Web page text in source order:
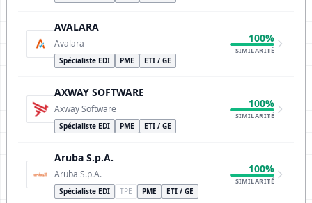
AVALARA
Avalara
Spécialiste EDI PME ETI / GE
100%
SIMILARITÉ
AXWAY SOFTWARE
Axway Software
Spécialiste EDI PME ETI / GE
100%
SIMILARITÉ
Aruba S.p.A.
Aruba S.p.A.
Spécialiste EDI TPE PME ETI / GE
100%
SIMILARITÉ